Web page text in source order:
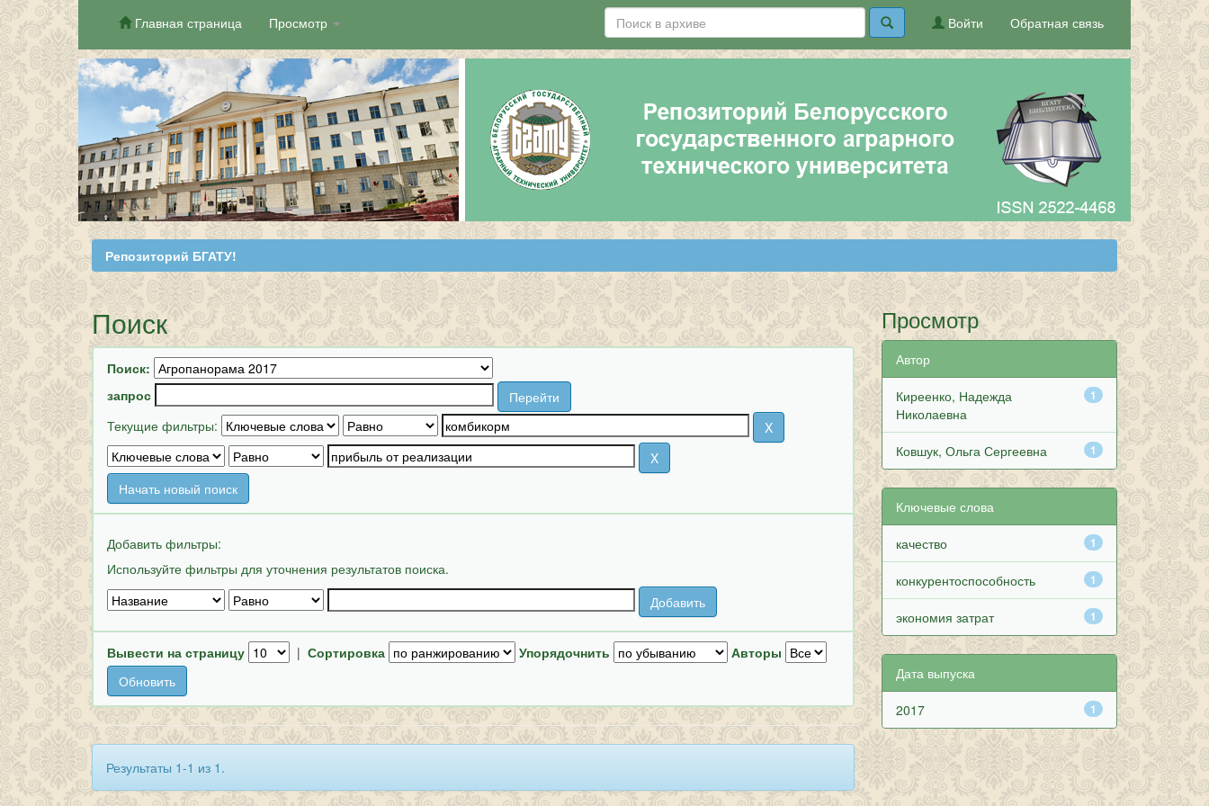
Skip
navigation
Главная страница Просмотр Обратная связь
Войти
Репозиторий БГАТУ!
Поиск
Поиск:
запрос
Текущие фильтры:
Начать новый поиск
Добавить фильтры:
Используйте фильтры для уточнения результатов поиска.
Вывести на страницу | Сортировка Упорядочнить Авторы
Результаты 1-1 из 1.
Просмотр
Автор
1
Киреенко, Надежда
Николаевна
1
Ковшук, Ольга Сергеевна
Ключевые слова
1
качество
1
конкурентоспособность
1
экономия затрат
Дата выпуска
1
2017